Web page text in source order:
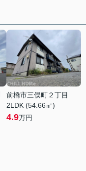
前橋市三俣町２丁目
2LDK (54.66㎡)
4.9万円